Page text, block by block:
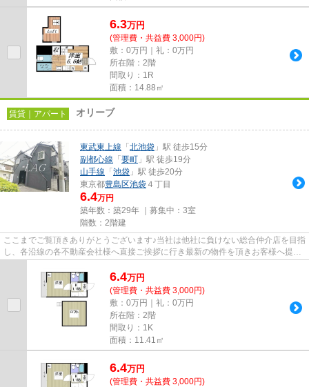
6.3万円
(管理費・共益費 3,000円)
敷：0万円｜礼：0万円
所在階：2階
間取り：1R
面積：14.88㎡
賃貸｜アパート オリーブ
東武東上線 「 北池袋 」駅 徒歩15分
副都心線 「 要町 」駅 徒歩19分
山手線 「 池袋 」駅 徒歩20分
東京都豊島区池袋 ４丁目
6.4万円
築年数：築29年 ｜募集中： 3室
階数：2階建
ここまでご覧頂きありがとうございます♪当社は他社に負けない総合仲介店を目指
し、各沿線の各不動産会社様へ直接ご挨拶に行き最新の物件を頂きお客様へ提供
6.4万円
(管理費・共益費 3,000円)
敷：0万円｜礼：0万円
所在階：2階
間取り：1K
面積：11.41㎡
6.4万円
(管理費・共益費 3,000円)